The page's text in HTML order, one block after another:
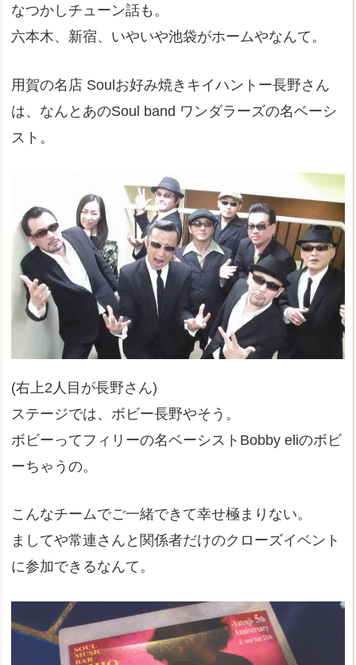
なつかしチューン話も。
六本木、新宿、いやいや池袋がホームやなんて。
用賀の名店 Soulお好み焼きキイハントー長野さん
は、なんとあのSoul band ワンダラーズの名ベーシ
スト。
(右上2人目が長野さん)
ステージでは、ボビー長野やそう。
ボビーってフィリーの名ベーシストBobby eliのボビ
ーちゃうの。
こんなチームでご一緒できて幸せ極まりない。
ましてや常連さんと関係者だけのクローズイベント
に参加できるなんて。